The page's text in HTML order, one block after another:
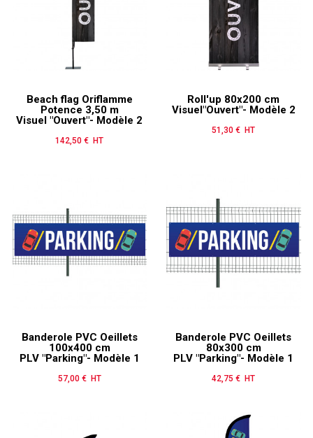
Beach flag Oriflamme
Potence 3,50 m
Visuel "Ouvert"- Modèle 2
Prix
142,50 € HT
Roll'up 80x200 cm
Visuel"Ouvert"- Modèle 2
Prix
51,30 € HT
Banderole PVC Oeillets
100x400 cm
PLV "Parking"- Modèle 1
Prix
57,00 € HT
Banderole PVC Oeillets
80x300 cm
PLV "Parking"- Modèle 1
Prix
42,75 € HT